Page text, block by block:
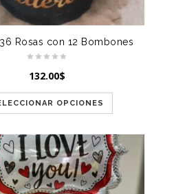
Rosas con 12 Bombones
132.00$
OPCIONES